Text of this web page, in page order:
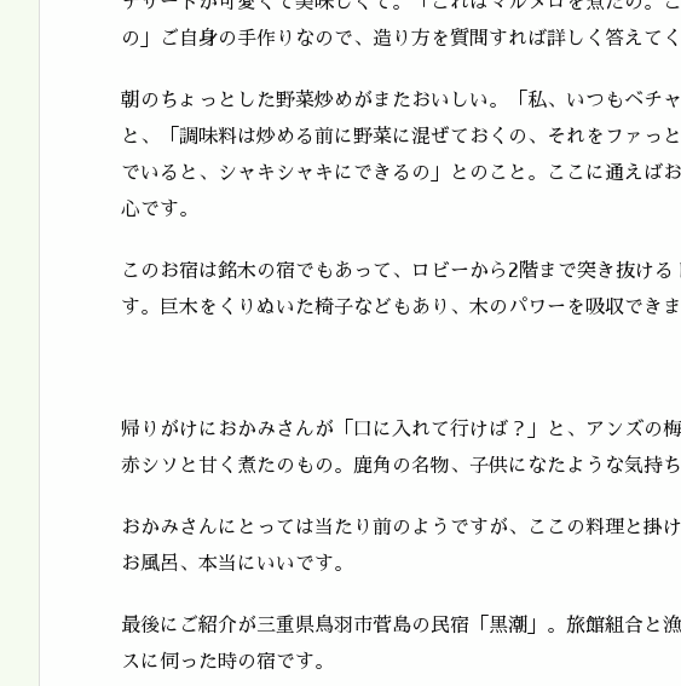
の」ご自身の手作りなので、造り方を質問すれば詳しく答えてく
朝のちょっとした野菜炒めがまたおいしい。「私、いつもベチ
と、「調味料は炒める前に野菜に混ぜておくの、それをファっ
でいると、シャキシャキにできるの」とのこと。ここに通えば
心です。
このお宿は銘木の宿でもあって、ロビーから2階まで突き抜け
す。巨木をくりぬいた椅子などもあり、木のパワーを吸収できま
帰りがけにおかみさんが「口に入れて行けば？」と、アンズの
赤シソと甘く煮たのもの。鹿角の名物、子供になたような気持
おかみさんにとっては当たり前のようですが、ここの料理と掛
お風呂、本当にいいです。
最後にご紹介が三重県鳥羽市菅島の民宿「黒潮」。旅館組合と
スに伺った時の宿です。